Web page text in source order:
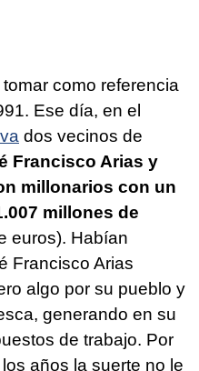
como referencia
Ese día, en el
dos vecinos de
Francisco Arias y
millonarios con un
millones de
euros). Habían
Francisco Arias
algo por su pueblo y
generando en su
de trabajo. Por
años la suerte no le